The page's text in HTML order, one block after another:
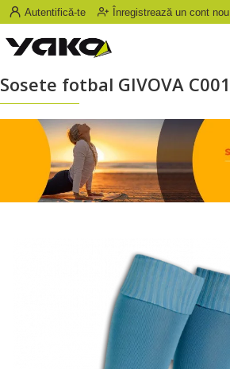
Autentifică-te Înregistrează un cont nou
Sosete fotbal GIVOVA C001